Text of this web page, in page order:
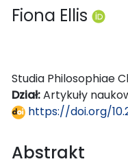
Fiona Ellis
Studia Philosophiae
Dział:Artykuły
https://doi.org/
Abstrakt